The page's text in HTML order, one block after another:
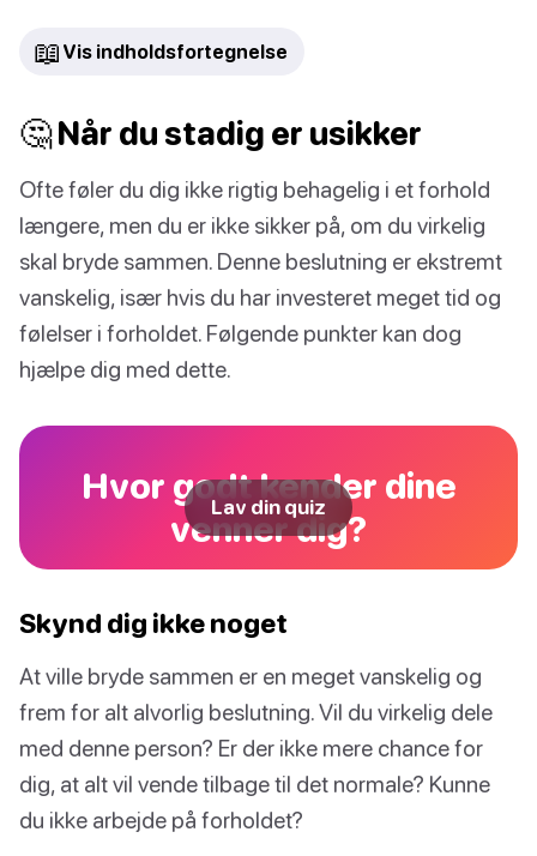
📖 Vis indholdsfortegnelse
🤔 Når du stadig er usikker
Ofte føler du dig ikke rigtig behagelig i et forhold
længere, men du er ikke sikker på, om du virkelig
skal bryde sammen. Denne beslutning er ekstremt
vanskelig, især hvis du har investeret meget tid og
følelser i forholdet. Følgende punkter kan dog
hjælpe dig med dette.
Hvor godt kender dine
venner dig?
Lav din quiz
Skynd dig ikke noget
At ville bryde sammen er en meget vanskelig og
frem for alt alvorlig beslutning. Vil du virkelig dele
med denne person? Er der ikke mere chance for
dig, at alt vil vende tilbage til det normale? Kunne
du ikke arbejde på forholdet?